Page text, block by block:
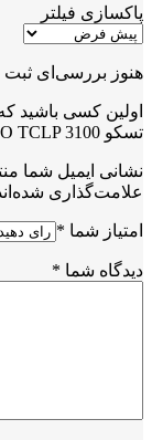
پاکسازی فیلتر
هنوز بررسی‌ای
اولین کسی باشید
تسکو TSCO TCLP 3100”
نشانی ایمیل شما
علامت‌گذاری
امتیاز شما *
دیدگاه شما *